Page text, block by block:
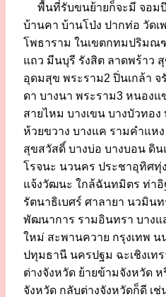
พื้นที่รับขนย้ายก็จะมี จอมบึ
บ้านคา บ้านโป่ง ปากท่อ วัดเ
โพธาราม ในเขตกทมปริมณ
แถว มีนบุรี รังสิต ลาดพร้าว
อุดมสุข พระราม2 ปิ่นเกล้า
ดา บางนา พระราม3 หนอง
สายไหม บางเขน บางบัวทอ
ห้วยขวาง บางแค รามคำแห
สุขสวัสดิ์ บางบ่อ บางบอน ดิ
โรจนะ นวนคร ประชาอุทิศทุ่
แจ้งวัฒนะ ใกล้ฉันทมิตร ท่า
รัตนาธิเบศร์ ศาลายา นวมิน
พัฒนาการ รามอินทรา บาง
ใหม่ สะพานควาย กรุงเทพ
ปทุมธานี นครปฐม ฉะเชิงเท
ต่างจังหวัด ย้ายข้ามจังหวัด
จังหวัด กลับต่างจังหวัดก็ดี เช่